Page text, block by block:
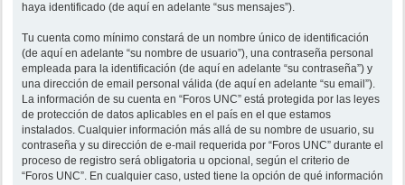
haya identificado (de aquí en adelante “sus mensajes”).
Tu cuenta como mínimo constará de un nombre único de identificación
(de aquí en adelante “su nombre de usuario”), una contraseña personal
empleada para la identificación (de aquí en adelante “su contraseña”) y
una dirección de email personal válida (de aquí en adelante “su email”).
La información de su cuenta en “Foros UNC” está protegida por las leyes
de protección de datos aplicables en el país en el que estamos
instalados. Cualquier información más allá de su nombre de usuario, su
contraseña y su dirección de e-mail requerida por “Foros UNC” durante el
proceso de registro será obligatoria u opcional, según el criterio de
“Foros UNC”. En cualquier caso, usted tiene la opción de qué información